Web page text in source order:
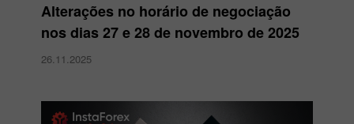
Alterações no horário de negociação
nos dias 27 e 28 de novembro de 2025
26.11.2025